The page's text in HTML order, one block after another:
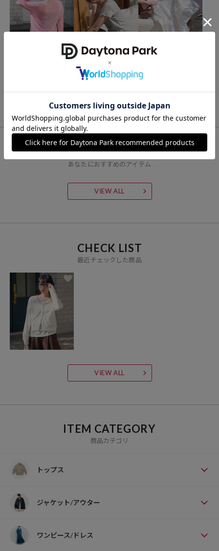
ブランド説明
【FREAK'S STORE/フリークスストア】
「アメリカの豊かさとワクワク・ドキドキを日本に伝えたい」という
想いからスタート。
1986年の創業以来、洋服を中心に、カルチャーやアートなど自分たち
が本当に良いと思うものをセレクト。積極的に楽しむ生活体験者＝フ
リークとして、豊かなライフスタイルの楽しみ方をリアルに提案する
セレクトショップ。
FREAK'S STORE
ミニハート刺繍 リブ Tシ
ャツ
FREAK'S STORE
レース ティアード マキシ
スカート
FOR YOU
あなたにおすすめのアイテム
VIEW ALL
CHECK LIST
最近チェックした商品
VIEW ALL
ITEM CATEGORY
商品カテゴリ
トップス
ジャケット/アウター
ワンピース/ドレス